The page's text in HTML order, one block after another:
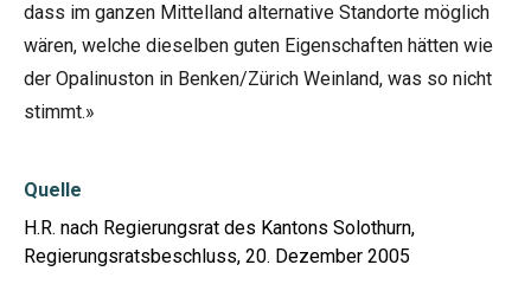
dass im ganzen Mittelland alternative Standorte möglich
wären, welche dieselben guten Eigenschaften hätten wie
der Opalinuston in Benken/Zürich Weinland, was so nicht
stimmt.»
Quelle
H.R. nach Regierungsrat des Kantons Solothurn,
Regierungsratsbeschluss, 20. Dezember 2005